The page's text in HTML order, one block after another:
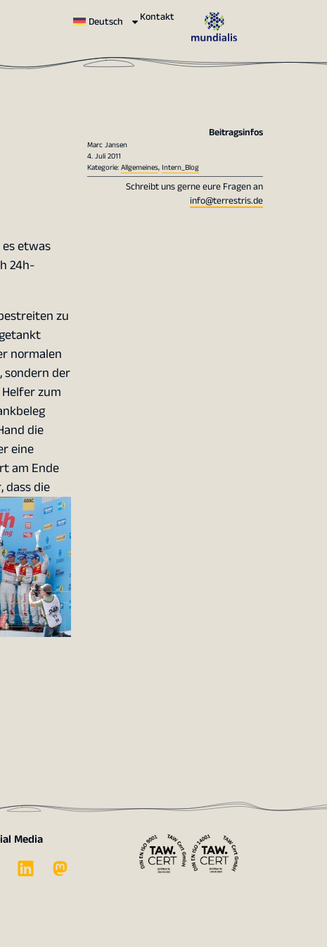
Deutsch Kontakt
etwas
24h-
zu
normalen
sondern der
zum
die
eine
am Ende
dass die
Beitragsinfos
Marc Jansen
4. Juli 2011
Kategorie:Allgemeines,Intern_Blog
Schreibt uns gerne eure Fragen an
info@terrestris.de
Media